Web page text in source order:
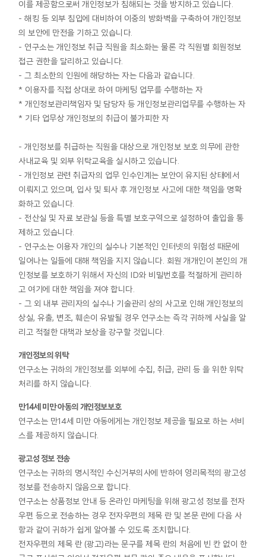
이를 제공함으로써 개인정보가 침해되는 것을 방지하고 있습니다.
- 해킹 등 외부 침입에 대비하여 이중의 방화벽을 구축하여 개인정보
의 보안에 만전을 기하고 있습니다.
- 연구소는 개인정보 취급 직원을 최소화는 물론 각 직원별 회원정보
접근 권한을 달리하고 있습니다.
- 그 최소한의 인원에 해당하는 자는 다음과 같습니다.
* 이용자를 직접 상대로 하여 마케팅 업무를 수행하는 자
* 개인정보관리책임자 및 담당자 등 개인정보관리업무를 수행하는 자
* 기타 업무상 개인정보의 취급이 불가피한 자
- 개인정보를 취급하는 직원을 대상으로 개인정보 보호 의무에 관한
사내교육 및 외부 위탁교육을 실시하고 있습니다.
- 개인정보 관련 취급자의 업무 인수인계는 보안이 유지된 상태에서
이뤄지고 있으며, 입사 및 퇴사 후 개인정보 사고에 대한 책임을 명확
화하고 있습니다.
- 전산실 및 자료 보관실 등을 특별 보호구역으로 설정하여 출입을 통
제하고 있습니다.
- 연구소는 이용자 개인의 실수나 기본적인 인터넷의 위험성 때문에
일어나는 일들에 대해 책임을 지지 않습니다. 회원 개개인이 본인의 개
인정보를 보호하기 위해서 자신의 ID와 비밀번호를 적절하게 관리하
고 여기에 대한 책임을 져야 합니다.
- 그 외 내부 관리자의 실수나 기술관리 상의 사고로 인해 개인정보의
상실, 유출, 변조, 훼손이 유발될 경우 연구소는 즉각 귀하께 사실을 알
리고 적절한 대책과 보상을 강구할 것입니다.
개인정보의 위탁
연구소는 귀하의 개인정보를 외부에 수집, 취급, 관리 등 을 위한 위탁
처리를 하지 않습니다.
만14세 미만 아동의 개인정보보호
연구소는 만14세 미만 아동에게는 개인정보 제공을 필요로 하는 서비
스를 제공하지 않습니다.
광고성 정보 전송
연구소는 귀하의 명시적인 수신거부의사에 반하여 영리목적의 광고성
정보를 전송하지 않음으로 합니다.
연구소는 상품정보 안내 등 온라인 마케팅을 위해 광고성 정보를 전자
우편 등으로 전송하는 경우 전자우편의 제목 란 및 본문 란에 다음 사
항과 같이 귀하가 쉽게 알아볼 수 있도록 조치합니다.
전자우편의 제목 란 (광고)라는 문구를 제목 란의 처음에 빈 칸 없이 한